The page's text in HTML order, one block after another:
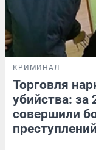
КРИМИНАЛ
Торговля
убийства: за
совершили
преступлений